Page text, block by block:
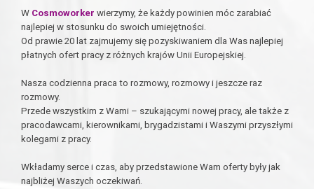
W Cosmoworker wierzymy, że każdy powinien móc zarabiać
najlepiej w stosunku do swoich umiejętności.
Od prawie 20 lat zajmujemy się pozyskiwaniem dla Was najlepiej
płatnych ofert pracy z różnych krajów Unii Europejskiej.
Nasza codzienna praca to rozmowy, rozmowy i jeszcze raz
rozmowy.
Przede wszystkim z Wami – szukającymi nowej pracy, ale także z
pracodawcami, kierownikami, brygadzistami i Waszymi przyszłymi
kolegami z pracy.
Wkładamy serce i czas, aby przedstawione Wam oferty były jak
najbliżej Waszych oczekiwań.